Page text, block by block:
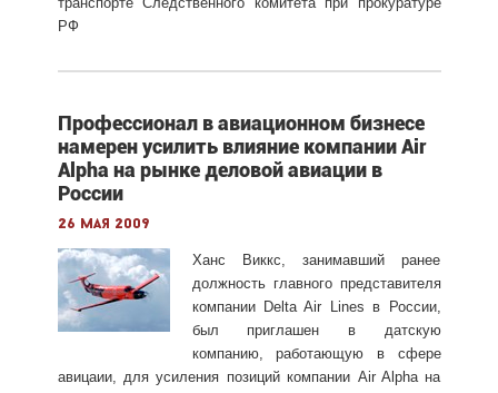
РФ
Профессионал в авиационном бизнесе
намерен усилить влияние компании Air
Alpha на рынке деловой авиации в
России
26 мая 2009
Ханс Виккс, занимавший ранее
должность главного представителя
компании Delta Air Lines в России,
был приглашен в датскую
компанию, работающую в сфере
авицаии, для усиления позиций компании Air Alpha на